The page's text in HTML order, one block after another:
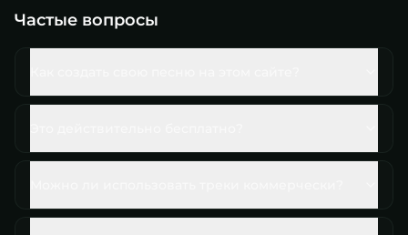
Частые вопросы